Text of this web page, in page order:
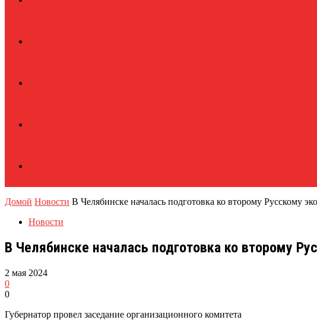
Домой Новости В Челябинске началась подготовка ко второму Русскому
Новости
В Челябинске началась подготовка ко второму
2 мая 2024
0
0
Губернатор провел заседание организационного комитета